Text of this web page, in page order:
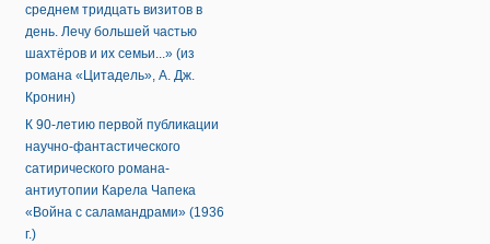
среднем тридцать визитов в
день. Лечу большей частью
шахтёров и их семьи...» (из
романа «Цитадель», А. Дж.
Кронин)
К 90-летию первой публикации
научно-фантастического
сатирического романа-
антиутопии Карела Чапека
«Война с саламандрами» (1936
г.)